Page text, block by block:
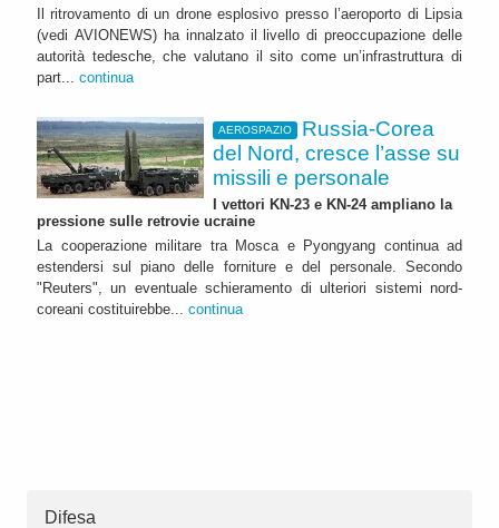
Il ritrovamento di un drone esplosivo presso l’aeroporto di Lipsia
(vedi AVIONEWS) ha innalzato il livello di preoccupazione delle
autorità tedesche, che valutano il sito come un’infrastruttura di
part... continua
AEROSPAZIO
Russia-Corea
del Nord, cresce l’asse su
missili e personale
I vettori KN-23 e KN-24 ampliano la
pressione sulle retrovie ucraine
La cooperazione militare tra Mosca e Pyongyang continua ad
estendersi sul piano delle forniture e del personale. Secondo
"Reuters", un eventuale schieramento di ulteriori sistemi nord-
coreani costituirebbe... continua
Difesa